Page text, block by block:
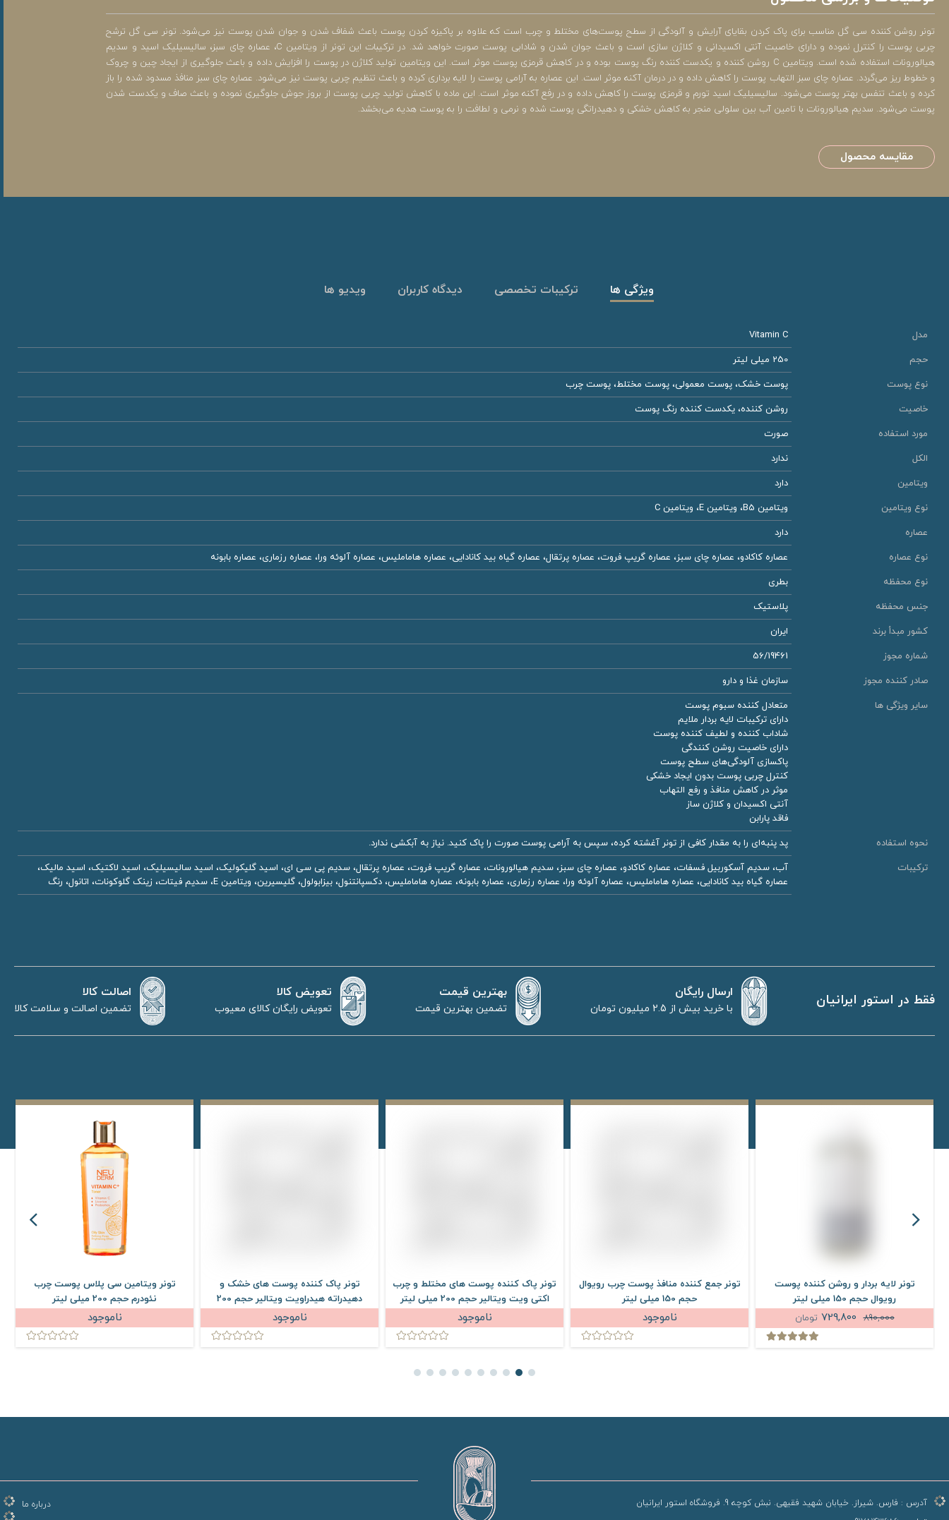
تونر روشن کننده سی گل مناسب برای پاک کردن بقایای آرایش و آلودگی از سطح پوست‌های مختلط و چرب است که علاوه بر پاکیزه کردن پوست باعث شفاف شدن و جوان شدن پوست نیز می‌شود. تونر سی گل ترشح
چربی پوست را کنترل نموده و دارای خاصیت آنتی اکسیدانی و کلاژن سازی است و باعث جوان شدن و شادابی پوست صورت خواهد شد. در ترکیبات این تونر از ویتامین C، عصاره چای سبز، سالیسیلیک اسید و سدیم
هیالورونات استفاده شده است. ویتامین C روشن کننده و یکدست کننده رنگ پوست بوده و در کاهش قرمزی پوست موثر است. این ویتامین تولید کلاژن در پوست را افزایش داده و باعث جلوگیری از ایجاد چین و چروک
و خطوط ریز می‌گردد. عصاره چای سبز التهاب پوست را کاهش داده و در درمان آکنه موثر است. این عصاره به آرامی پوست را لایه برداری کرده و باعث تنظیم چربی پوست نیز می‌شود. عصاره چای سبز منافذ مسدود شده را باز
کرده و باعث تنفس بهتر پوست می‌شود. سالیسیلیک اسید تورم و قرمزی پوست را کاهش داده و در رفع آکنه موثر است. این ماده با کاهش تولید چربی پوست از بروز جوش جلوگیری نموده و باعث صاف و یکدست شدن
پوست می‌شود. سدیم هیالورونات با تامین آب بین سلولی منجر به کاهش خشکی و دهیدراتگی پوست شده و نرمی و لطافت را به پوست هدیه می‌بخشد.
مقایسه محصول
ویژگی ها ترکیبات تخصصی دیدگاه کاربران ویدیو ها
مدل
Vitamin C
حجم
250 میلی لیتر
نوع پوست
پوست خشک، پوست معمولی، پوست مختلط، پوست چرب
خاصیت
روشن کننده، یکدست کننده رنگ پوست
مورد استفاده
صورت
الکل
ندارد
ویتامین
دارد
نوع ویتامین
ویتامین B5، ویتامین E، ویتامین C
عصاره
دارد
نوع عصاره
عصاره کاکادو، عصاره چای سبز، عصاره گریپ فروت، عصاره پرتقال، عصاره گیاه بید کانادایی، عصاره هاماملیس، عصاره آلوئه ‌ورا، عصاره رزماری، عصاره بابونه
نوع محفظه
بطری
جنس محفظه
پلاستیک
کشور مبدأ برند
ایران
شماره مجوز
56/19461
صادر کننده مجوز
سازمان غذا و دارو
سایر ویژگی ها
متعادل کننده سبوم پوست
دارای ترکیبات لایه بردار ملایم
شاداب کننده و لطیف کننده پوست
دارای خاصیت روشن کنندگی
پاکسازی آلودگی‌های سطح پوست
کنترل چربی پوست بدون ایجاد خشکی
موثر در کاهش منافذ و رفع التهاب
آنتی اکسیدان و کلاژن ساز
فاقد پارابن
نحوه استفاده
پد پنبه‌ای را به مقدار کافی از تونر آغشته کرده، سپس به آرامی پوست صورت را پاک کنید. نیاز به آبکشی ندارد.
ترکیبات
آب، سدیم آسکوربیل فسفات، عصاره کاکادو، عصاره چای سبز، سدیم هیالورونات، عصاره گریپ فروت، عصاره پرتقال، سدیم پی سی ای، اسید گلیکولیک، اسید سالیسیلیک، اسید لاکتیک، اسید مالیک،
عصاره گیاه بید کانادایی، عصاره هاماملیس، عصاره آلوئه ‌ورا، عصاره رزماری، عصاره بابونه، عصاره هاماملیس، دکسپانتنول، بیزابولول، گلیسیرین، ویتامین E، سدیم فیتات، زینک گلوکونات، اتانول، رنگ
فقط در استور ایرانیان ارسال رایگان
با خرید بیش از 2.5 میلیون تومان
بهترین قیمت
تضمین بهترین قیمت
تعویض کالا
تعویض رایگان کالای معیوب
اصالت کالا
تضمین اصالت و سلامت کالا
تونر لایه بردار و روشن کننده پوست
رویوال حجم 150 میلی لیتر
890,000
تومان
تونر جمع کننده منافذ پوست چرب رویوال
حجم 150 میلی لیتر
ناموجود
تونر پاک کننده پوست های مختلط و چرب
اکتی ویت ویتالیر حجم 200 میلی لیتر
ناموجود
تونر پاک کننده پوست های خشک و
دهیدراته هیدراویت ویتالیر حجم 200
میلی لیتر
ناموجود
تونر ویتامین سی پلاس پوست چرب
نئودرم حجم 200 میلی لیتر
ناموجود
آدرس : فارس. شیراز. خیابان شهید فقیهی. نبش کوچه 9. فروشگاه استور ایرانیان
درباره ما